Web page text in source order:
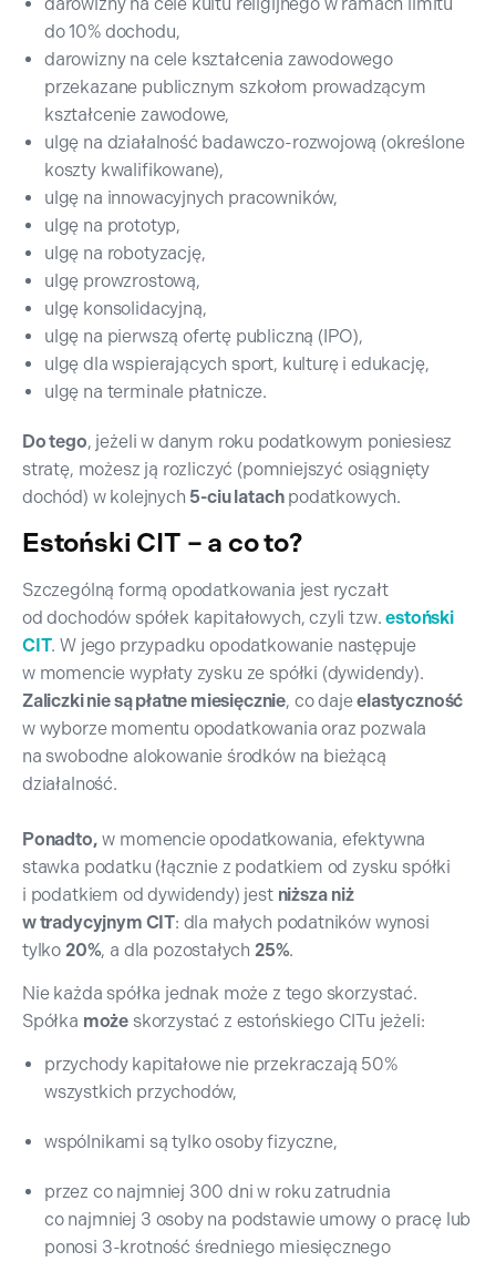
do 10% dochodu,
darowizny na cele kształcenia zawodowego
przekazane publicznym szkołom prowadzącym
kształcenie zawodowe,
ulgę na działalność badawczo-rozwojową (określone
koszty kwalifikowane),
ulgę na innowacyjnych pracowników,
ulgę na prototyp,
ulgę na robotyzację,
ulgę prowzrostową,
ulgę konsolidacyjną,
ulgę na pierwszą ofertę publiczną (IPO),
ulgę dla wspierających sport, kulturę i edukację,
ulgę na terminale płatnicze.
Do tego, jeżeli w danym roku podatkowym poniesiesz
stratę, możesz ją rozliczyć (pomniejszyć osiągnięty
dochód) w kolejnych 5-ciu latachpodatkowych.
Estoński CIT – a co to?
Szczególną formą opodatkowania jest ryczałt
od dochodów spółek kapitałowych, czyli tzw.estoński
CIT. W jego przypadku opodatkowanie następuje
w momencie wypłaty zysku ze spółki (dywidendy).
Zaliczki nie są płatne miesięcznie, co dajeelastyczność
w wyborze momentu opodatkowania oraz pozwala
na swobodne alokowanie środków na bieżącą
działalność.
Ponadto, w momencie opodatkowania, efektywna
stawka podatku (łącznie z podatkiem od zysku spółki
i podatkiem od dywidendy) jest niższa niż
w tradycyjnym CIT: dla małych podatników wynosi
tylko 20%, a dla pozostałych 25%.
Nie każda spółka jednak może z tego skorzystać.
Spółka może skorzystać z estońskiego CITu jeżeli:
przychody kapitałowe nie przekraczają 50%
wszystkich przychodów,
wspólnikami są tylko osoby fizyczne,
przez co najmniej 300 dni w roku zatrudnia
co najmniej 3 osoby na podstawie umowy o pracę lub
ponosi 3-krotność średniego miesięcznego